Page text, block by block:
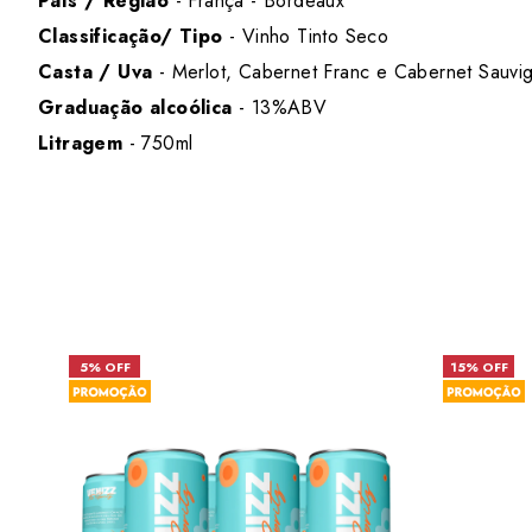
Classificação/ Tipo - Vinho Tinto Seco
Casta / Uva - Merlot, Cabernet Franc e Cabernet
Graduação alcoólica - 13%ABV
Litragem - 750ml
5% OFF 15% OFF